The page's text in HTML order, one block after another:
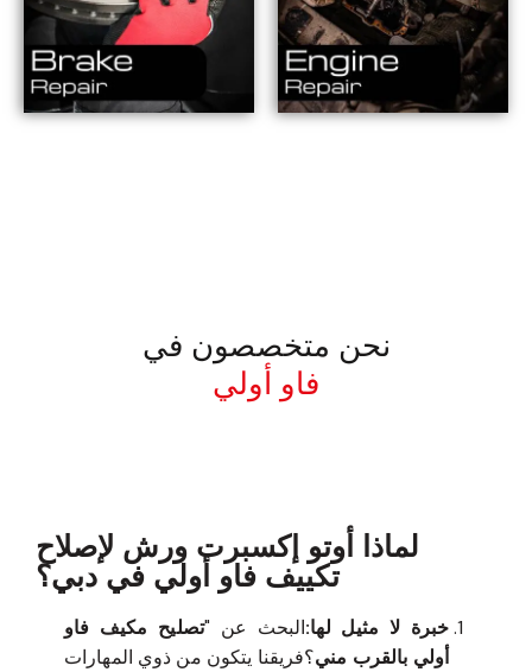
نحن متخصصون في
فاو أولي
لماذا أوتو إكسبرت ورش لإصلاح
تكييف فاو أولي في دبي؟
خبرة لا مثيل لها:البحث عن "تصليح مكيف فاو
أولي بالقرب مني؟فريقنا يتكون من ذوي المهارات